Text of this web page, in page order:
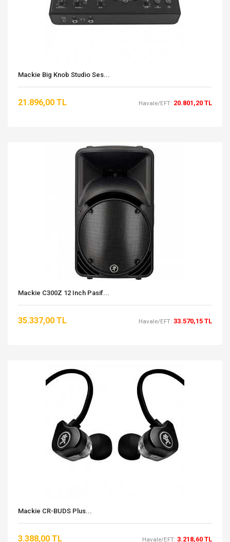
Mackie Big Knob Studio Ses...
21.896,00 TL Havale/EFT: 20.801,20 TL
Mackie C300Z 12 Inch Pasif...
35.337,00 TL Havale/EFT: 33.570,15 TL
Mackie CR-BUDS Plus...
3.388,00 TL Havale/EFT: 3.218,60 TL